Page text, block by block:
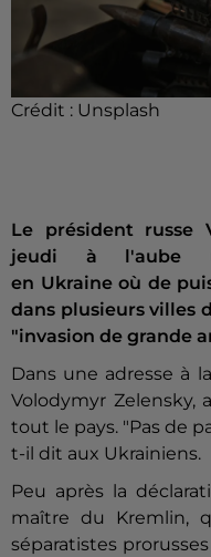
Crédit : Unsplash
Le président russe
jeudi à l'aube
en Ukraine où de
dans plusieurs villes
"invasion de grande
Dans une adresse à
Volodymyr Zelensky,
tout le pays. "Pas de
t-il dit aux Ukrainiens.
Peu après la
maître du Kremlin,
séparatistes